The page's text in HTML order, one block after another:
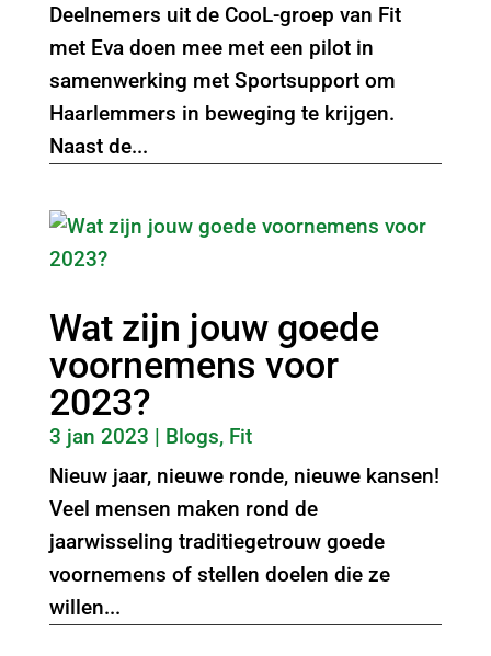
Deelnemers uit de CooL-groep van Fit
met Eva doen mee met een pilot in
samenwerking met Sportsupport om
Haarlemmers in beweging te krijgen.
Naast de...
Wat zijn jouw goede
voornemens voor
2023?
3 jan 2023 | Blogs, Fit
Nieuw jaar, nieuwe ronde, nieuwe kansen!
Veel mensen maken rond de
jaarwisseling traditiegetrouw goede
voornemens of stellen doelen die ze
willen...